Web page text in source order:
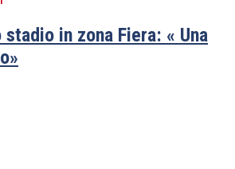
stadio in zona Fiera: « Una